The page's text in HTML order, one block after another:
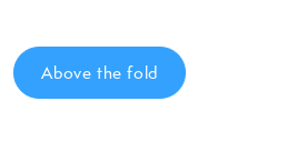
Above the fold